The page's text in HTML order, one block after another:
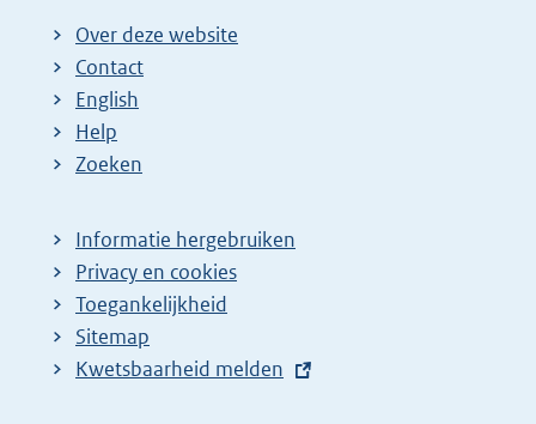
Over deze website
Contact
English
Help
Zoeken
Informatie hergebruiken
Privacy en cookies
Toegankelijkheid
Sitemap
E
Kwetsbaarheid melden